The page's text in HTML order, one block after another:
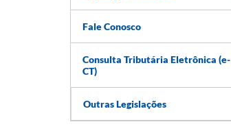
Fale Conosco
Consulta Tributária Eletrônica (e-
CT)
Outras Legislações